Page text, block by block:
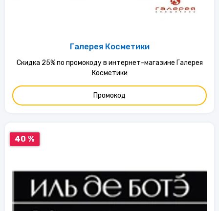
Галерея Косметики
Скидка 25% по промокоду в интернет-магазине Галерея
Косметики
Промокод
40 %